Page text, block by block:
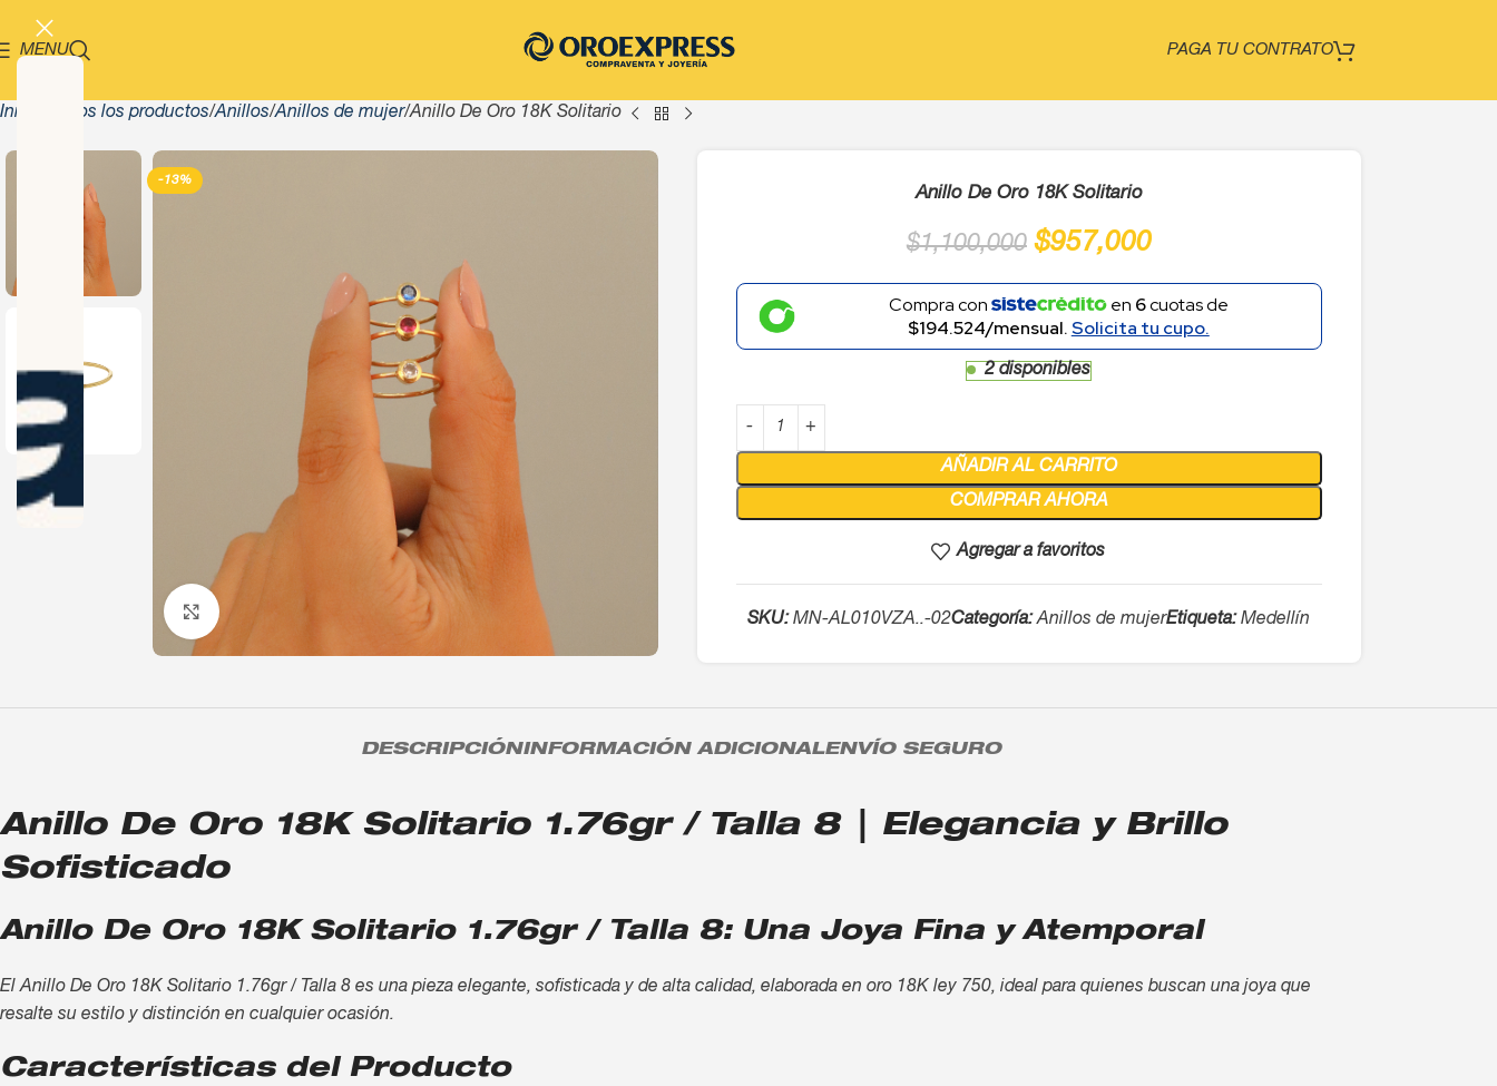
MENU PAGA TU CONTRATO
Inicio Todos los productos Anillos Anillos de mujer Anillo De Oro 18K Solitario
-13%
Click to enlarge
Anillo De Oro 18K Solitario
$1,100,000 $957,000
Compra con en 6cuotas de
$194.524/mensual.Solicita tu cupo.
2 disponibles
AÑADIR AL CARRITO
COMPRAR AHORA
Agregar a favoritos
SKU:MN-AL010VZA..-02Categoría: Anillos de mujerEtiqueta: Medellín
DESCRIPCIÓNINFORMACIÓN ADICIONALENVÍO SEGURO
Anillo De Oro 18K Solitario 1.76gr / Talla 8 | Elegancia y Brillo
Sofisticado
Anillo De Oro 18K Solitario 1.76gr / Talla 8: Una Joya Fina y Atemporal
El Anillo De Oro 18K Solitario 1.76gr / Talla 8 es una pieza elegante, sofisticada y de alta calidad, elaborada en oro 18K ley 750, ideal para quienes buscan una joya que
resalte su estilo y distinción en cualquier ocasión.
Características del Producto